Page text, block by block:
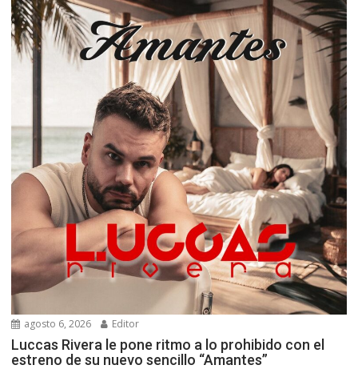
agosto 6, 2026 Editor
Luccas Rivera le pone ritmo a lo prohibido con el
estreno de su nuevo sencillo “Amantes”